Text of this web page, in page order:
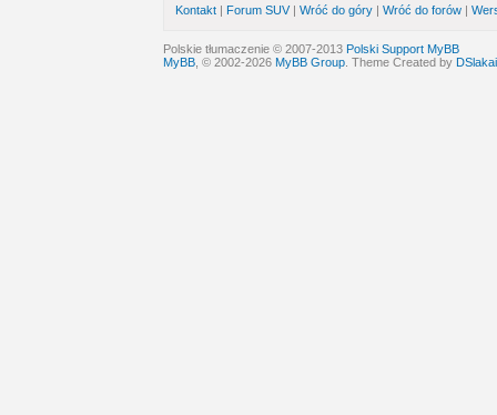
Kontakt | Forum SUV| Wróć do góry | Wróć do forów |
Polskie tłumaczenie © 2007-2013 Polski Support MyBB
MyBB , © 2002-2026 MyBB Group . Theme Created by